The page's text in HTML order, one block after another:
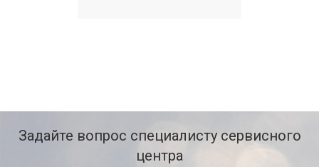
Задайте вопрос специалисту сервисного
центра